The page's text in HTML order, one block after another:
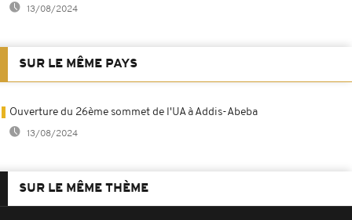
13/08/2024
SUR LE MÊME PAYS
Ouverture du 26ème sommet de l'UA à Addis-Abeba
13/08/2024
SUR LE MÊME THÈME